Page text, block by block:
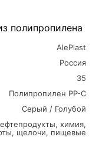
полипропилена
AlePlast
Россия
35
Полипропилен PP-C
Серый / Голубой
химия,
щелочи, пищевые